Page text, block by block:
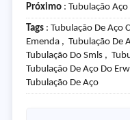
Próximo: Tubulação Aço
Tags: Tubulação De Aço
Emenda , Tubulação De
Tubulação Do Smls ,
Tubulação De Aço Do
Tubulação De Aço